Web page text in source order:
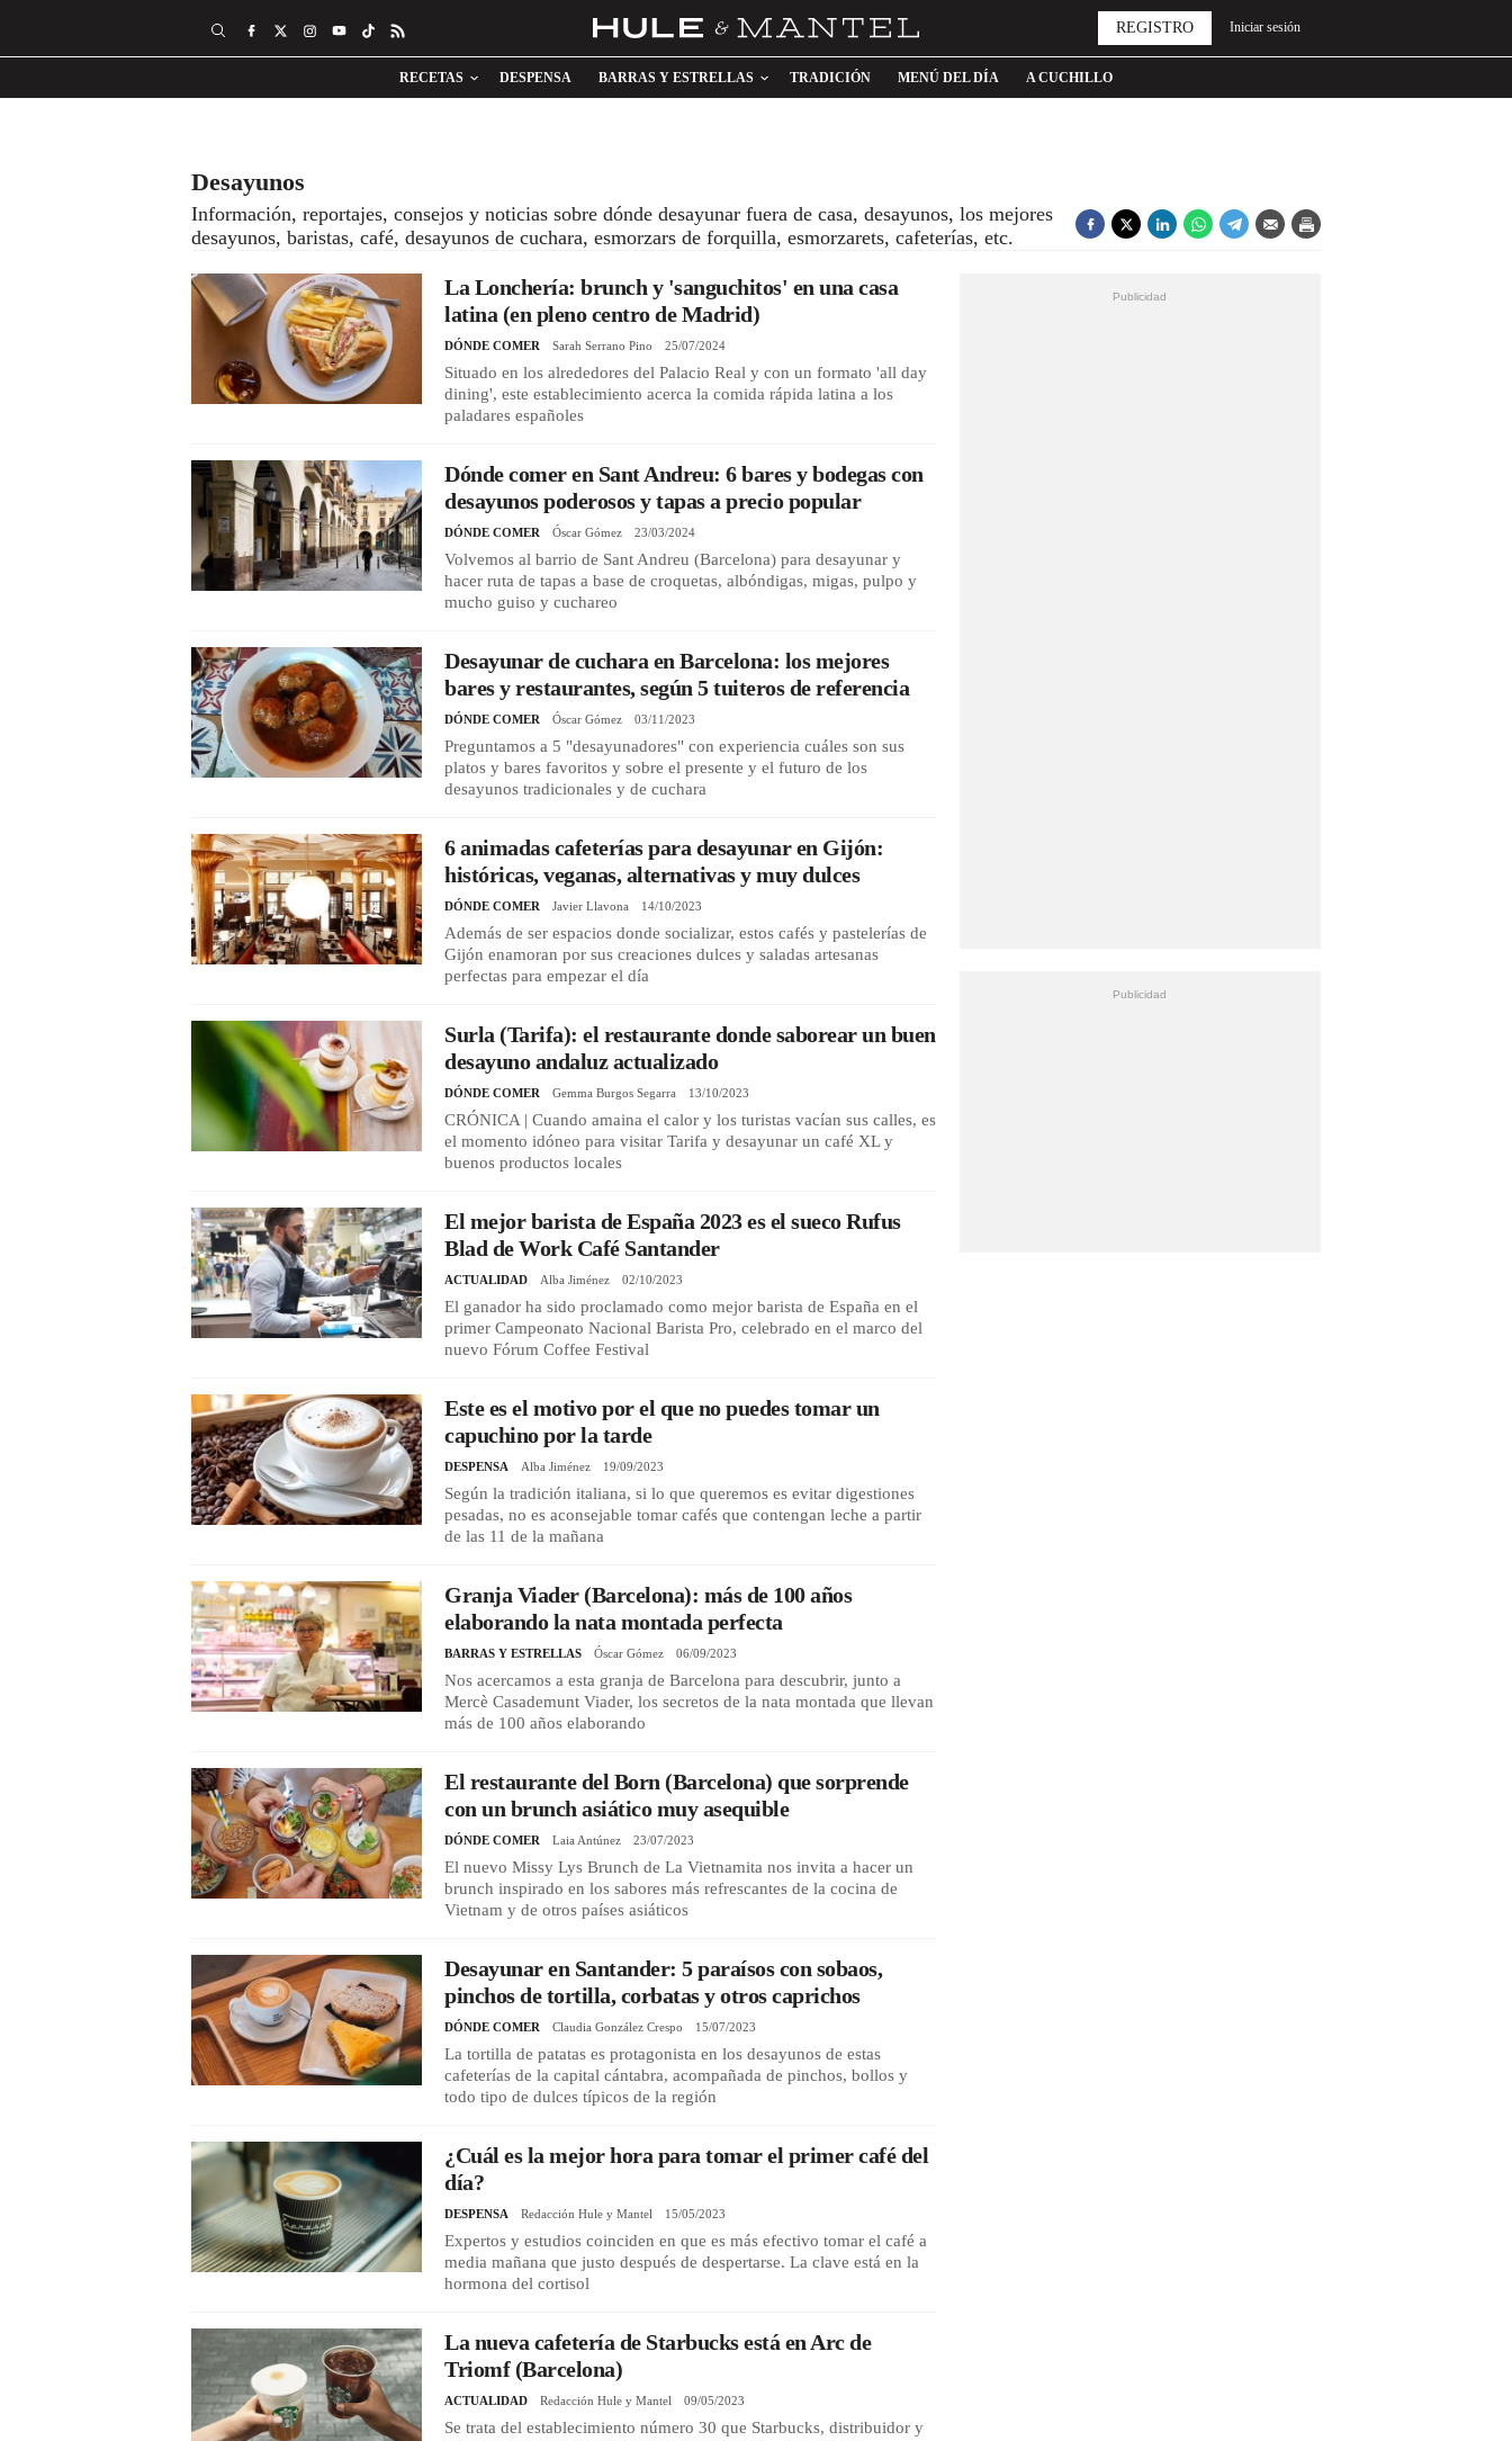
RECETAS DESPENSA BARRAS Y ESTRELLAS TRADICIÓN MENÚ DEL DÍA A CUCHILLO
REGISTRO Iniciar sesión
Desayunos
Información, reportajes, consejos y noticias sobre dónde desayunar fuera de casa, desayunos, los mejores
desayunos, baristas, café, desayunos de cuchara, esmorzars de forquilla, esmorzarets, cafeterías, etc.
La Lonchería: brunch y 'sanguchitos' en una casa
latina (en pleno centro de Madrid)
DÓNDE COMER Sarah Serrano Pino 25/07/2024
Situado en los alrededores del Palacio Real y con un formato 'all day
dining', este establecimiento acerca la comida rápida latina a los
paladares españoles
Dónde comer en Sant Andreu: 6 bares y bodegas con
desayunos poderosos y tapas a precio popular
DÓNDE COMER Óscar Gómez 23/03/2024
Volvemos al barrio de Sant Andreu (Barcelona) para desayunar y
hacer ruta de tapas a base de croquetas, albóndigas, migas, pulpo y
mucho guiso y cuchareo
Desayunar de cuchara en Barcelona: los mejores
bares y restaurantes, según 5 tuiteros de referencia
DÓNDE COMER Óscar Gómez 03/11/2023
Preguntamos a 5 "desayunadores" con experiencia cuáles son sus
platos y bares favoritos y sobre el presente y el futuro de los
desayunos tradicionales y de cuchara
6 animadas cafeterías para desayunar en Gijón:
históricas, veganas, alternativas y muy dulces
DÓNDE COMER Javier Llavona 14/10/2023
Además de ser espacios donde socializar, estos cafés y pastelerías de
Gijón enamoran por sus creaciones dulces y saladas artesanas
perfectas para empezar el día
Surla (Tarifa): el restaurante donde saborear un buen
desayuno andaluz actualizado
DÓNDE COMER Gemma Burgos Segarra 13/10/2023
CRÓNICA | Cuando amaina el calor y los turistas vacían sus calles, es
el momento idóneo para visitar Tarifa y desayunar un café XL y
buenos productos locales
El mejor barista de España 2023 es el sueco Rufus
Blad de Work Café Santander
ACTUALIDAD Alba Jiménez 02/10/2023
El ganador ha sido proclamado como mejor barista de España en el
primer Campeonato Nacional Barista Pro, celebrado en el marco del
nuevo Fórum Coffee Festival
Este es el motivo por el que no puedes tomar un
capuchino por la tarde
DESPENSA Alba Jiménez 19/09/2023
Según la tradición italiana, si lo que queremos es evitar digestiones
pesadas, no es aconsejable tomar cafés que contengan leche a partir
de las 11 de la mañana
Granja Viader (Barcelona): más de 100 años
elaborando la nata montada perfecta
BARRAS Y ESTRELLAS Óscar Gómez 06/09/2023
Nos acercamos a esta granja de Barcelona para descubrir, junto a
Mercè Casademunt Viader, los secretos de la nata montada que llevan
más de 100 años elaborando
El restaurante del Born (Barcelona) que sorprende
con un brunch asiático muy asequible
DÓNDE COMER Laia Antúnez 23/07/2023
El nuevo Missy Lys Brunch de La Vietnamita nos invita a hacer un
brunch inspirado en los sabores más refrescantes de la cocina de
Vietnam y de otros países asiáticos
Desayunar en Santander: 5 paraísos con sobaos,
pinchos de tortilla, corbatas y otros caprichos
DÓNDE COMER Claudia González Crespo 15/07/2023
La tortilla de patatas es protagonista en los desayunos de estas
cafeterías de la capital cántabra, acompañada de pinchos, bollos y
todo tipo de dulces típicos de la región
¿Cuál es la mejor hora para tomar el primer café del
día?
DESPENSA Redacción Hule y Mantel 15/05/2023
Expertos y estudios coinciden en que es más efectivo tomar el café a
media mañana que justo después de despertarse. La clave está en la
hormona del cortisol
La nueva cafetería de Starbucks está en Arc de
Triomf (Barcelona)
ACTUALIDAD Redacción Hule y Mantel 09/05/2023
Se trata del establecimiento número 30 que Starbucks, distribuidor y